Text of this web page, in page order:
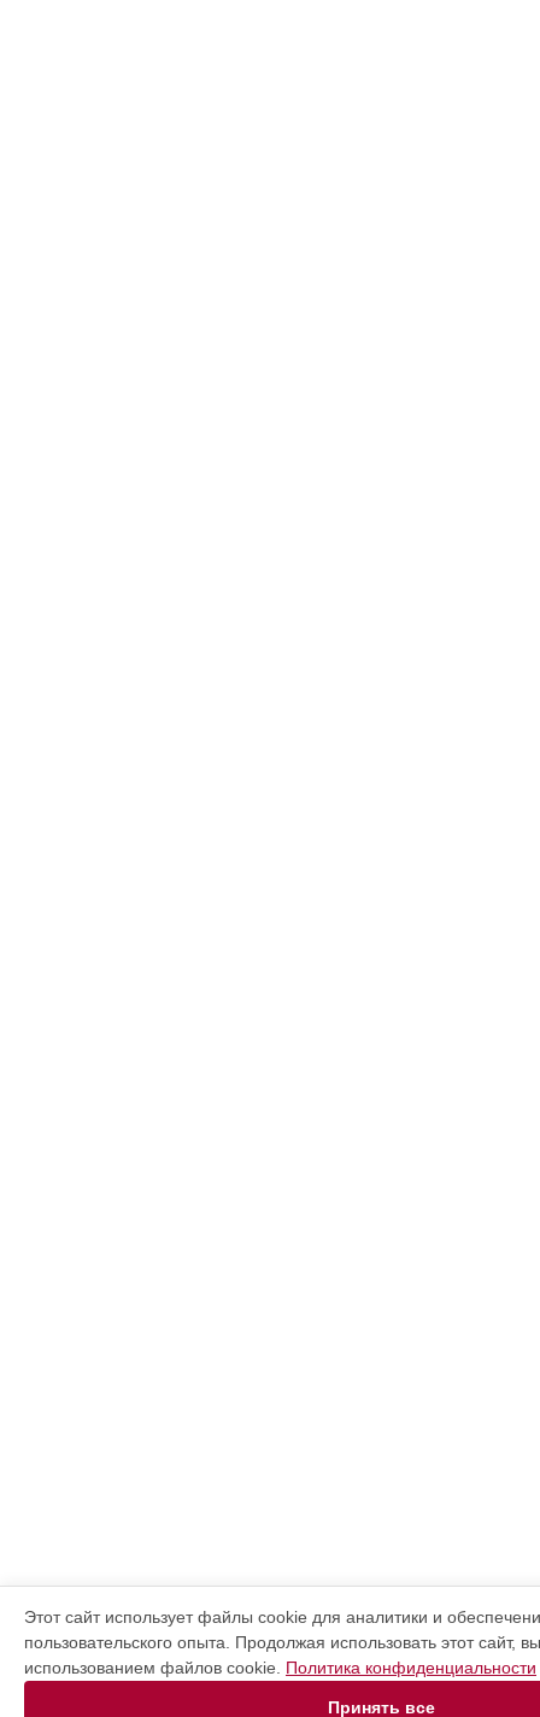
Этот сайт использует файлы cookie для аналитики и
пользовательского опыта. Продолжая использовать этот сайт,
использованием файлов cookie. Политика конфиденциальности
Принять все